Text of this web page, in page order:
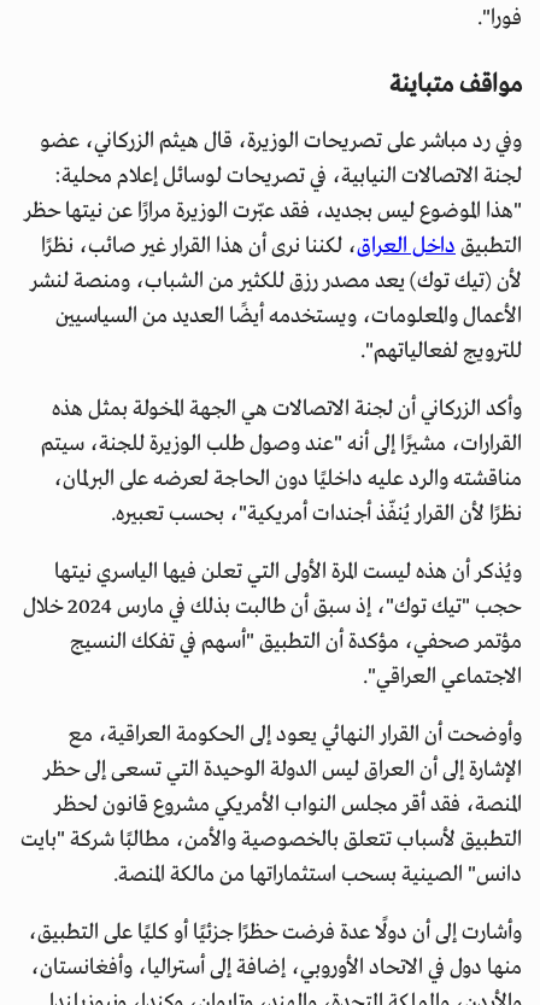
فورا".
مواقف متباينة
وفي رد مباشر على تصريحات الوزيرة، قال هيثم الزركاني، عضو
لجنة الاتصالات النيابية، في تصريحات لوسائل إعلام محلية:
"هذا الموضوع ليس بجديد، فقد عبّرت الوزيرة مرارًا عن نيتها حظر
التطبيقداخل العراق، لكننا نرى أن هذا القرار غير صائب، نظرًا
لأن (تيك توك) يعد مصدر رزق للكثير من الشباب، ومنصة لنشر
الأعمال والمعلومات، ويستخدمه أيضًا العديد من السياسيين
للترويج لفعالياتهم".
وأكد الزركاني أن لجنة الاتصالات هي الجهة المخولة بمثل هذه
القرارات، مشيرًا إلى أنه "عند وصول طلب الوزيرة للجنة، سيتم
مناقشته والرد عليه داخليًا دون الحاجة لعرضه على البرلمان،
نظرًا لأن القرار يُنفّذ أجندات أمريكية"، بحسب تعبيره.
ويُذكر أن هذه ليست المرة الأولى التي تعلن فيها الياسري نيتها
حجب "تيك توك"، إذ سبق أن طالبت بذلك في مارس 2024 خلال
مؤتمر صحفي، مؤكدة أن التطبيق "أسهم في تفكك النسيج
الاجتماعي العراقي".
وأوضحت أن القرار النهائي يعود إلى الحكومة العراقية، مع
الإشارة إلى أن العراق ليس الدولة الوحيدة التي تسعى إلى حظر
المنصة، فقد أقر مجلس النواب الأمريكي مشروع قانون لحظر
التطبيق لأسباب تتعلق بالخصوصية والأمن، مطالبًا شركة "بايت
دانس" الصينية بسحب استثماراتها من مالكة المنصة.
وأشارت إلى أن دولًا عدة فرضت حظرًا جزئيًا أو كليًا على التطبيق،
منها دول في الاتحاد الأوروبي، إضافة إلى أستراليا، وأفغانستان،